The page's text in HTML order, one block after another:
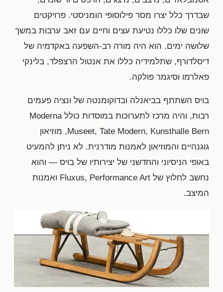
שבדרך כלל יצרו מסר פילוסופי הומניסטי. פרויקטים
שונים שלו כללו נטיעת עצים וחיים עם זאב ערבות במשך
שלושה ימים. הוא היה מורה רב-השפעה באקדמיה של
דיסלדורף, שתלמידיה כללו את אנטול הרצפלד, בלינקי
פאלרמו וסיגמר פולקה.
בויס השתתף בביאנלה ובדוקומנטה של ונציה פעמים
רבות, והיה מרכז לתערוכות במוסדות כולל Moderna
Museet, Tate Modern, Kunsthalle Bern, מוזיאון
גוגנהיים והמוזיאון לאמנות מודרנית. לא ניתן להמעיט
באופי הניסיוני והחדשני של יצירותיו של בויס — והוא
נחשב לחלוץ של Fluxus, Performance Art ואמנות
המיצב.